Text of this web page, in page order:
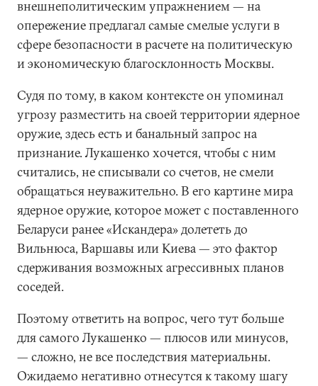
внешнеполитическим упражнением — на
опережение предлагал самые смелые услуги в
сфере безопасности в расчете на политическую
и экономическую благосклонность Москвы.
Судя по тому, в каком контексте он упоминал
угрозу разместить на своей территории ядерное
оружие, здесь есть и банальный запрос на
признание. Лукашенко хочется, чтобы с ним
считались, не списывали со счетов, не смели
обращаться неуважительно. В его картине мира
ядерное оружие, которое может с поставленного
Беларуси ранее «Искандера» долететь до
Вильнюса, Варшавы или Киева — это фактор
сдерживания возможных агрессивных планов
соседей.
Поэтому ответить на вопрос, чего тут больше
для самого Лукашенко — плюсов или минусов,
— сложно, не все последствия материальны.
Ожидаемо негативно отнесутся к такому шагу